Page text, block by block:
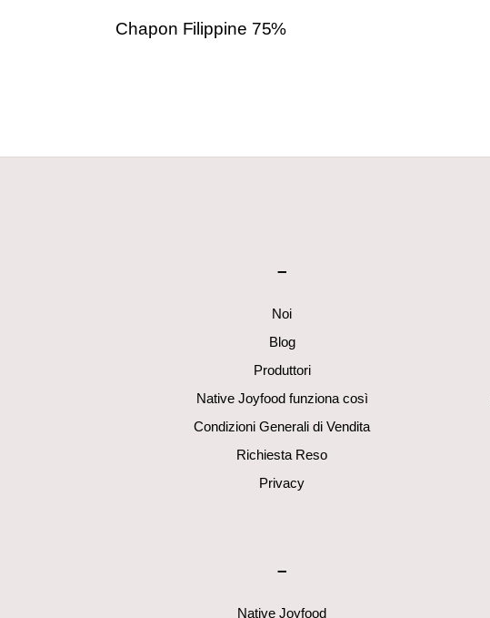
Chapon Filippine 75%
–
Noi
Blog
Produttori
Native Joyfood funziona così
Condizioni Generali di Vendita
Richiesta Reso
Privacy
–
Native Joyfood